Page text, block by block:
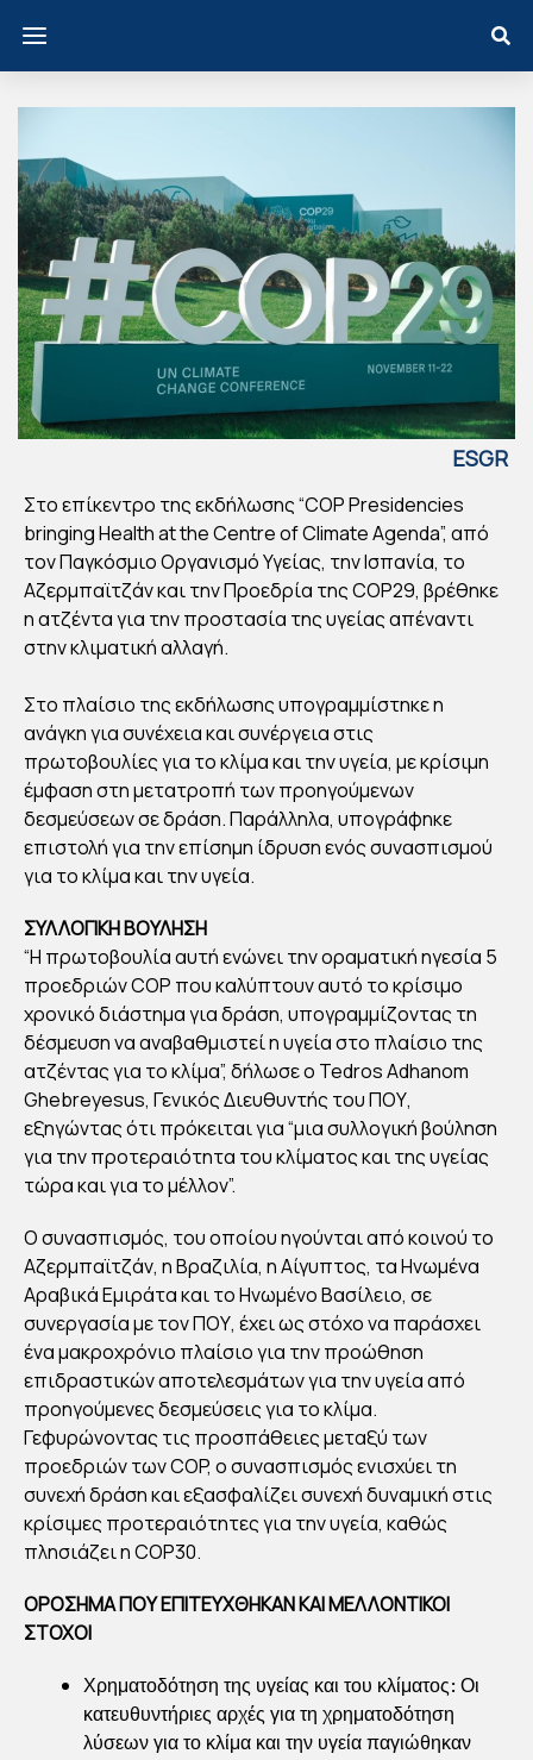
ESGR
ΚΛΙ
ΜΑ
ΤΙΚ
Η
Η
ΤΑ
Ν
ΠΡ
ΟΣ
ΤΑ
ΣΙΑ
ΤΗ
Σ
ΙΑΣ
ΚΑΙ
ΠΡ
ΟΒ
ΙΕΣ
ΠΟ
ΛΗ
Στο επίκεντρο της εκδήλωσης “COP Presidencies
bringing Health at the Centre of Climate Agenda”, από
τον Παγκόσμιο Οργανισμό Υγείας, την Ισπανία, το
Αζερμπαϊτζάν και την Προεδρία της COP29, βρέθηκε
η ατζέντα για την προστασία της υγείας απέναντι
στην κλιματική αλλαγή.
Στο πλαίσιο της εκδήλωσης υπογραμμίστηκε η
ανάγκη για συνέχεια και συνέργεια στις
πρωτοβουλίες για το κλίμα και την υγεία, με κρίσιμη
έμφαση στη μετατροπή των προηγούμενων
δεσμεύσεων σε δράση. Παράλληλα, υπογράφηκε
επιστολή για την επίσημη ίδρυση ενός συνασπισμού
για το κλίμα και την υγεία.
ΣΥΛΛΟΓΙΚΗ ΒΟΥΛΗΣΗ
“Η πρωτοβουλία αυτή ενώνει την οραματική ηγεσία 5
προεδριών COP που καλύπτουν αυτό το κρίσιμο
χρονικό διάστημα για δράση, υπογραμμίζοντας τη
δέσμευση να αναβαθμιστεί η υγεία στο πλαίσιο της
ατζέντας για το κλίμα”, δήλωσε ο Tedros Adhanom
Ghebreyesus, Γενικός Διευθυντής του ΠΟΥ,
εξηγώντας ότι πρόκειται για “μια συλλογική βούληση
για την προτεραιότητα του κλίματος και της υγείας
τώρα και για το μέλλον”.
Ο συνασπισμός, του οποίου ηγούνται από κοινού το
Αζερμπαϊτζάν, η Βραζιλία, η Αίγυπτος, τα Ηνωμένα
Αραβικά Εμιράτα και το Ηνωμένο Βασίλειο, σε
συνεργασία με τον ΠΟΥ, έχει ως στόχο να παράσχει
ένα μακροχρόνιο πλαίσιο για την προώθηση
επιδραστικών αποτελεσμάτων για την υγεία από
προηγούμενες δεσμεύσεις για το κλίμα.
Γεφυρώνοντας τις προσπάθειες μεταξύ των
προεδριών των COP, ο συνασπισμός ενισχύει τη
συνεχή δράση και εξασφαλίζει συνεχή δυναμική στις
κρίσιμες προτεραιότητες για την υγεία, καθώς
πλησιάζει η COP30.
ΟΡΟΣΗΜΑ ΠΟΥ ΕΠΙΤΕΥΧΘΗΚΑΝ ΚΑΙ ΜΕΛΛΟΝΤΙΚΟΙ
ΣΤΟΧΟΙ
Χρηματοδότηση της υγείας και του κλίματος: Οι
κατευθυντήριες αρχές για τη χρηματοδότηση
λύσεων για το κλίμα και την υγεία παγιώθηκαν